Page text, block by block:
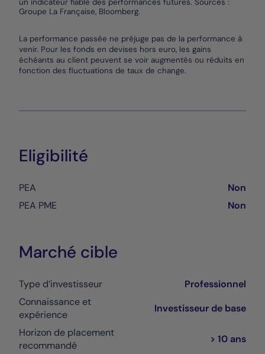
un indicateur fiable des performances futures. Sources :
Groupe La Française, Bloomberg.
La performance passée ne préjuge pas de la performance à
venir. Pour les fonds en devises hors euro, les gains
échéants au client peuvent se voir augmentés ou réduits en
fonction des fluctuations de taux de change.
Eligibilité
PEA
Non
PEA PME
Non
Marché cible
Type d’investisseur
Professionnel
Connaissance et
expérience
Investisseur de base
Horizon de placement
recommandé
> 10 ans